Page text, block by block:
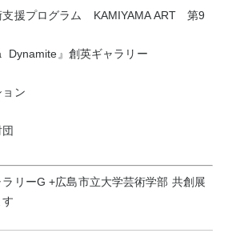
プログラム KAMIYAMA ART 第9
Dynamite』創英ギャラリー
ン
リーG +広島市立大学芸術学部 共創展